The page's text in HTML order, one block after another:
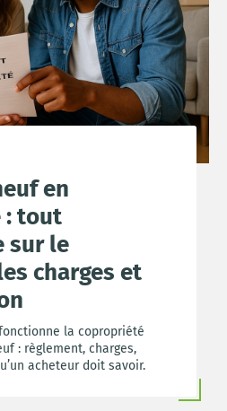
en
: tout
sur le
charges et
la copropriété
: règlement, charges,
acheteur doit savoir.